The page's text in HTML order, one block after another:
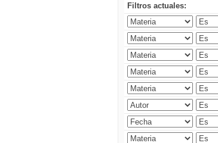
Filtros actuales: